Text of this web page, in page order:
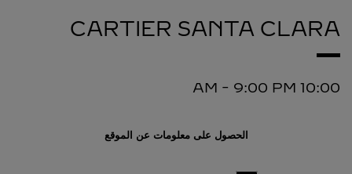
CARTIER SANTA CLARA
10:00 AM
- 9:00 PM
الحصول على معلومات عن الموقع